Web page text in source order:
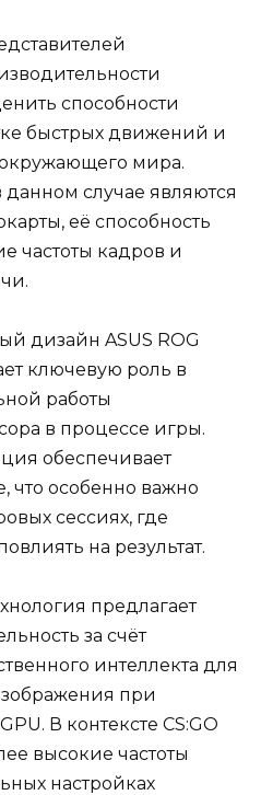
способности
быстрых движений и
мира.
случае являются
её способность
частоты кадров и
дизайн ASUS ROG
ключевую роль в
работы
в процессе игры.
обеспечивает
что особенно важно
сессиях, где
на результат.
предлагает
за счёт
интеллекта для
при
В контексте CS:GO
высокие частоты
настройках